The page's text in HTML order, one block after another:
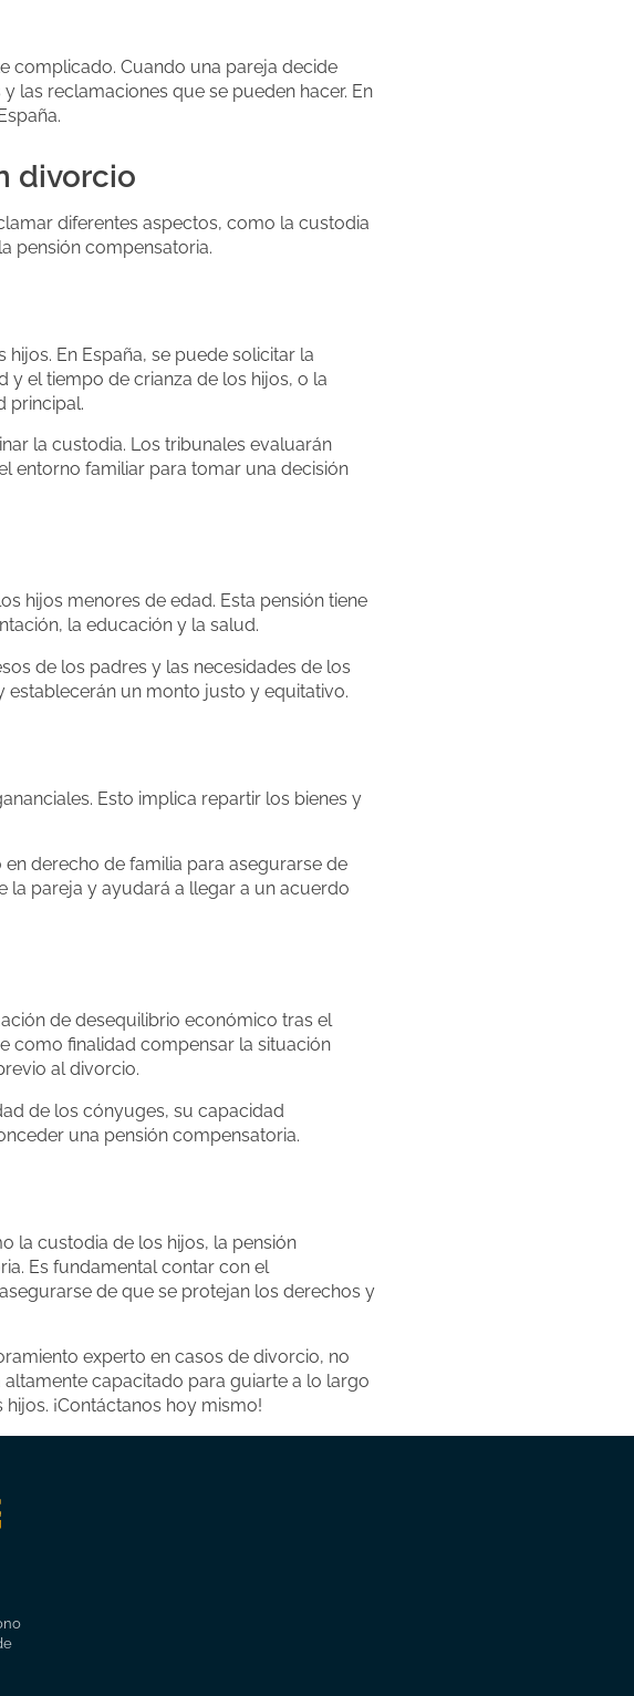
complicado. Cuando una pareja decide
las reclamaciones que se pueden hacer. En
divorcio
diferentes aspectos, como la custodia
pensión compensatoria.
En España, se puede solicitar la
el tiempo de crianza de los hijos, o la
principal.
la custodia. Los tribunales evaluarán
entorno familiar para tomar una decisión
hijos menores de edad. Esta pensión tiene
la educación y la salud.
de los padres y las necesidades de los
establecerán un monto justo y equitativo.
Esto implica repartir los bienes y
derecho de familia para asegurarse de
la pareja y ayudará a llegar a un acuerdo
de desequilibrio económico tras el
como finalidad compensar la situación
al divorcio.
de los cónyuges, su capacidad
una pensión compensatoria.
la custodia de los hijos, la pensión
Es fundamental contar con el
de que se protejan los derechos y
experto en casos de divorcio, no
capacitado para guiarte a lo largo
¡Contáctanos hoy mismo!